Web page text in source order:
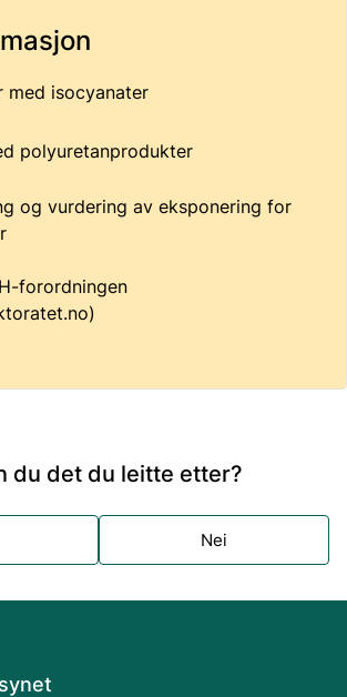
med isocyanater
polyuretanprodukter
og vurdering av eksponering for
forordningen
du det du leitte etter?
Nei